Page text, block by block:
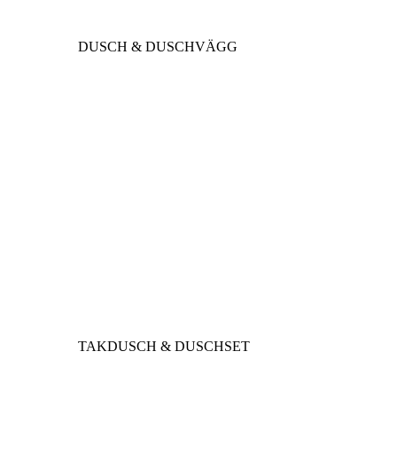
DUSCH & DUSCHVÄGG
TAKDUSCH & DUSCHSET